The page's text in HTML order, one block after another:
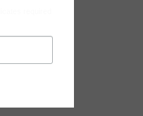
required